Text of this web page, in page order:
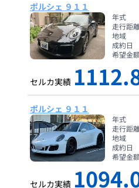
ポルシェ ９１１
年式
走行距
地域
成約日
希望金
セルカ実績
ポルシェ ９１１
年式
走行距
地域
成約日
希望金
セルカ実績